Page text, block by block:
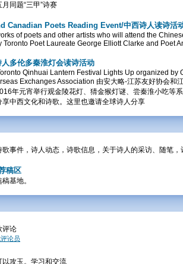
同题“三甲”诗赛
Canadian Poets Reading Event/中西诗人读诗活
of poets and other artists who will attend the
Toronto Poet Laureate George Elliott Clarke and Poet
多伦多秦淮灯会读诗活动
Qinhuai Lantern Festival Lights Up organized by
Exchanges Association 由安大略-江苏友好协会和
年元宵举行观金陵花灯、猜金猴灯谜、尝秦淮小吃等
享中西文化和诗歌。这里也邀请全球诗人分享
歌事件，诗人动态，诗歌信息，关于诗人的采访、随笔
稿区
基地。
评论
论员
以攻玉。学习和交流